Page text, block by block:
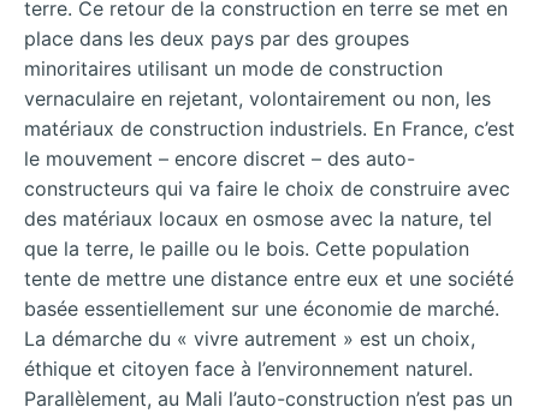
terre. Ce retour de la construction en terre se met en
place dans les deux pays par des groupes
minoritaires utilisant un mode de construction
vernaculaire en rejetant, volontairement ou non, les
matériaux de construction industriels. En France, c’est
le mouvement – encore discret – des auto-
constructeurs qui va faire le choix de construire avec
des matériaux locaux en osmose avec la nature, tel
que la terre, le paille ou le bois. Cette population
tente de mettre une distance entre eux et une société
basée essentiellement sur une économie de marché.
La démarche du « vivre autrement » est un choix,
éthique et citoyen face à l’environnement naturel.
Parallèlement, au Mali l’auto-construction n’est pas un